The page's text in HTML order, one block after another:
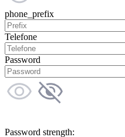
phone_prefix
Telefone
Password
Password strength: